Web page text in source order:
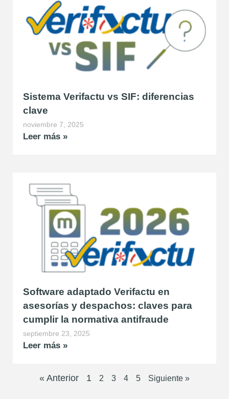
Sistema Verifactu vs SIF: diferencias
clave
noviembre 7, 2025
Leer más »
Software adaptado Verifactu en
asesorías y despachos: claves para
cumplir la normativa antifraude
septiembre 23, 2025
Leer más »
« Anterior 1 2 3 4 5 Siguiente »